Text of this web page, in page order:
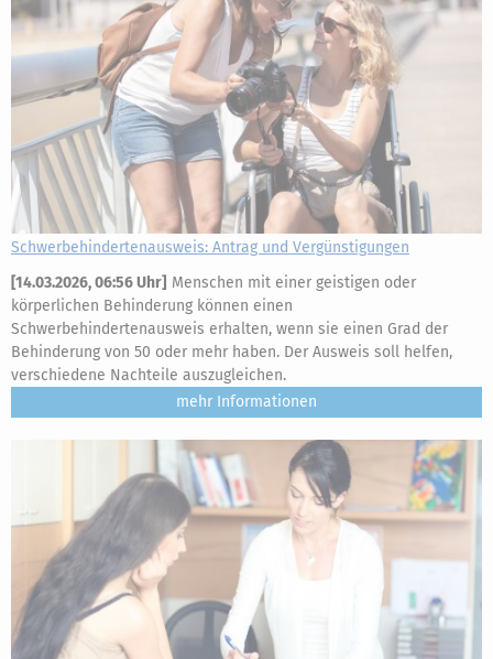
Schwerbehindertenausweis: Antrag und Vergünstigungen
[14.03.2026, 06:56 Uhr] Menschen mit einer geistigen oder
körperlichen Behinderung können einen
Schwerbehindertenausweis erhalten, wenn sie einen Grad der
Behinderung von 50 oder mehr haben. Der Ausweis soll helfen,
verschiedene Nachteile auszugleichen.
mehr